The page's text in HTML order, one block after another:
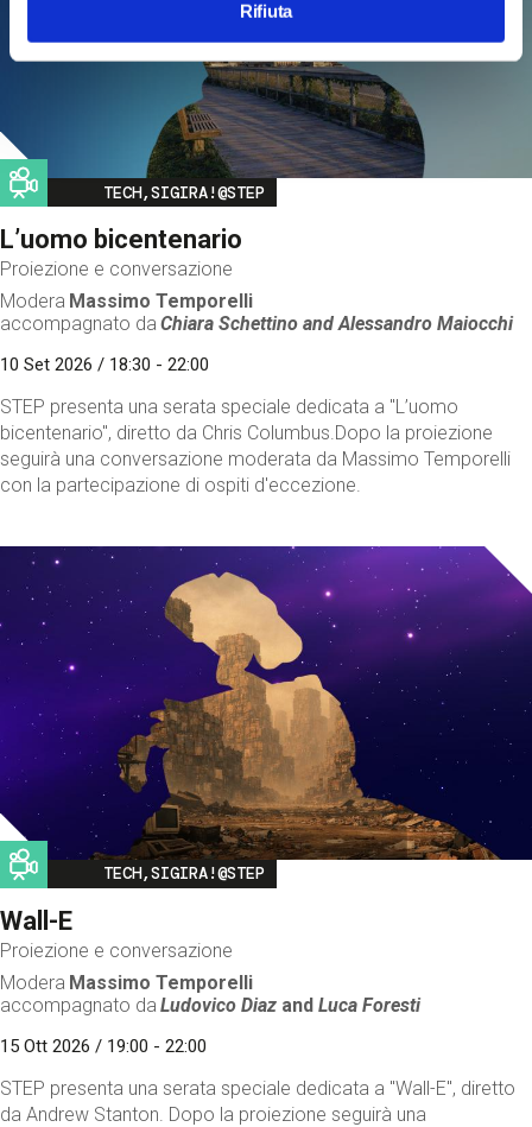
Rifiuta
Image
TECH,SIGIRA!@STEP
L’uomo bicentenario
Proiezione e conversazione
Modera Massimo Temporelli
accompagnato da Chiara Schettino andAlessandro Maiocchi
10 Set 2026 / 18:30 - 22:00
STEP presenta una serata speciale dedicata a "L’uomo
bicentenario", diretto da Chris Columbus.Dopo la proiezione
seguirà una conversazione moderata da Massimo Temporelli
con la partecipazione di ospiti d'eccezione.
Image
TECH,SIGIRA!@STEP
Wall-E
Proiezione e conversazione
Modera Massimo Temporelli
accompagnato da Ludovico Diaz andLuca Foresti
15 Ott 2026 / 19:00 - 22:00
STEP presenta una serata speciale dedicata a "Wall-E", diretto
da Andrew Stanton. Dopo la proiezione seguirà una